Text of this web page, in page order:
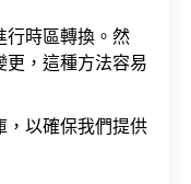
行時區轉換。然
更，這種方法容易
，以確保我們提供